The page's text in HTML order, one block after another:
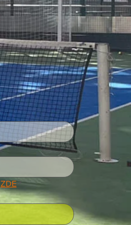
ZDE *